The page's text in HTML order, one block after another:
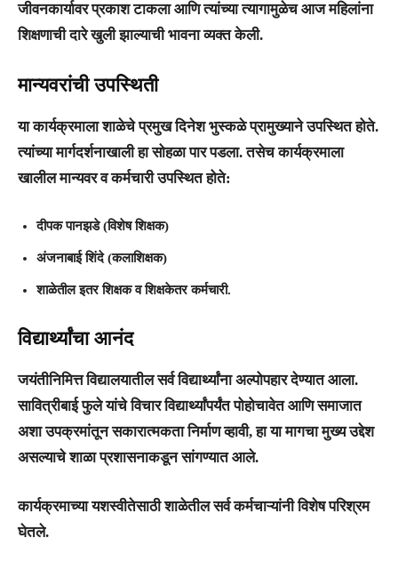
जीवनकार्यावर प्रकाश टाकला आणि त्यांच्या त्यागामुळेच आज महिलांना
शिक्षणाची दारे खुली झाल्याची भावना व्यक्त केली.
मान्यवरांची उपस्थिती
​या कार्यक्रमाला शाळेचे प्रमुखदिनेश भुस्कळेप्रामुख्याने उपस्थित होते.
त्यांच्या मार्गदर्शनाखाली हा सोहळा पार पडला. तसेच कार्यक्रमाला
खालील मान्यवर व कर्मचारी उपस्थित होते:
दीपक पानझडे(विशेष शिक्षक)
अंजनाबाई शिंदे(कलाशिक्षक)
​शाळेतील इतर शिक्षक व शिक्षकेतर कर्मचारी.
विद्यार्थ्यांचा आनंद
​जयंतीनिमित्त विद्यालयातील सर्व विद्यार्थ्यांनाअल्पोपहारदेण्यात आला.
सावित्रीबाई फुले यांचे विचार विद्यार्थ्यांपर्यंत पोहोचावेत आणि समाजात
अशा उपक्रमांतून सकारात्मकता निर्माण व्हावी, हा या मागचा मुख्य उद्देश
असल्याचे शाळा प्रशासनाकडून सांगण्यात आले.
​कार्यक्रमाच्या यशस्वीतेसाठी शाळेतील सर्व कर्मचाऱ्यांनी विशेष परिश्रम
घेतले.